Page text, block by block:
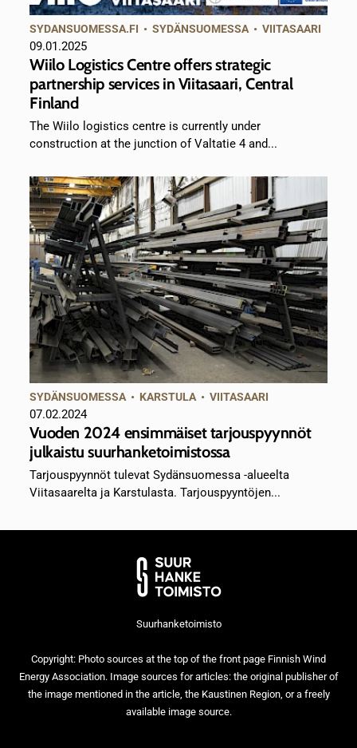
SYDANSUOMESSA.FI •SYDÄNSUOMESSA •VIITASAARI
09.01.2025
Wiilo Logistics Centre offers strategic
partnership services in Viitasaari, Central
Finland
The Wiilo logistics centre is currently under
construction at the junction of Valtatie 4 and...
SYDÄNSUOMESSA• KARSTULA•VIITASAARI
07.02.2024
Vuoden 2024 ensimmäiset tarjouspyynnöt
julkaistu suurhanketoimistossa
Tarjouspyynnöt tulevat Sydänsuomessa -alueelta
Viitasaarelta ja Karstulasta. Tarjouspyyntöjen...
Suurhanketoimisto
Copyright: Photo sources at the top of the front page Finnish Wind
Energy Association. Image sources for articles: the original publisher of
the image mentioned in the article, the Kaustinen Region, or a freely
available image source.